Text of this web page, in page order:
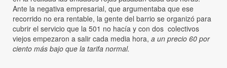
Ante la negativa empresarial, que argumentaba que ese
recorrido no era rentable, la gente del barrio se organizó para
cubrir el servicio que la 501 no hacía y con dos colectivos
viejos empezaron a salir cada media hora, a un precio 60 por
ciento más bajo que la tarifa normal.